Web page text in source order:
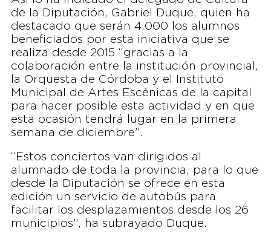
de la Diputación, Gabriel Duque, quien ha
destacado que serán 4.000 los alumnos
beneficiados por esta iniciativa que se
realiza desde 2015 “gracias a la
colaboración entre la institución provincial,
la Orquesta de Córdoba y el Instituto
Municipal de Artes Escénicas de la capital
para hacer posible esta actividad y en que
esta ocasión tendrá lugar en la primera
semana de diciembre”.
“Estos conciertos van dirigidos al
alumnado de toda la provincia, para lo que
desde la Diputación se ofrece en esta
edición un servicio de autobús para
facilitar los desplazamientos desde los 26
municipios”, ha subrayado Duque.